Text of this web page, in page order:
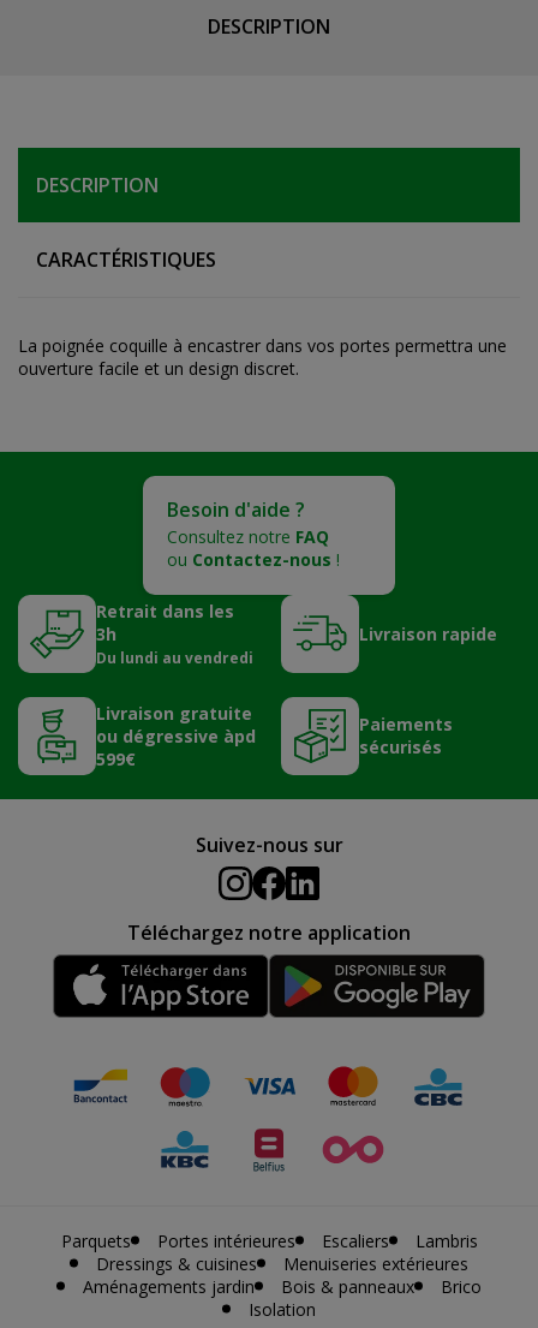
DESCRIPTION
DESCRIPTION
CARACTÉRISTIQUES
La poignée coquille à encastrer dans vos portes permettra une
ouverture facile et un design discret.
Besoin d'aide ?
Consultez notre FAQ
ou Contactez-nous !
Retrait dans les
3h
Du lundi au vendredi
Livraison rapide
Livraison gratuite
ou dégressive àpd
599€
Paiements
sécurisés
Suivez-nous sur
Téléchargez notre application
Parquets Portes intérieures Escaliers
Lambris
Dressings & cuisines
Menuiseries extérieures
Aménagements jardin
Bois & panneaux
Brico
Isolation